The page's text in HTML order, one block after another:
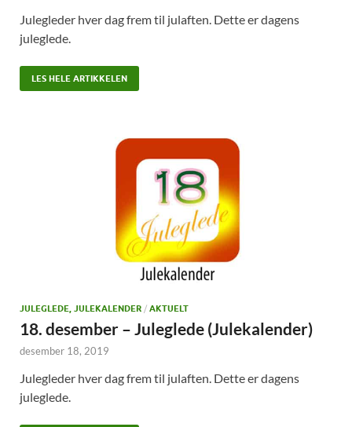
Julegleder hver dag frem til julaften. Dette er dagens
juleglede.
LES HELE ARTIKKELEN
JULEGLEDE, JULEKALENDER / AKTUELT
18. desember – Juleglede (Julekalender)
desember 18, 2019
Julegleder hver dag frem til julaften. Dette er dagens
juleglede.